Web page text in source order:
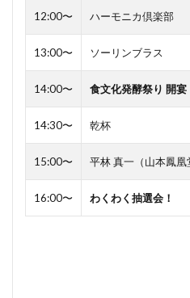
12:00〜 ハーモニカ倶楽部
13:00〜 ソーリンブラス
14:00〜 食文化発酵祭り 開宴
14:30〜 乾杯
15:00〜 平林 真一（山本鳳凰
16:00〜 わくわく抽選会！